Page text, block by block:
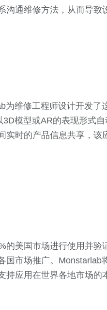
通维修方法，从而导致
为维修工程师设计开发了
模型或AR的表现形式
实时的产品信息共享，该
的美国市场进行使用并验
国市场推广。Monstarlab
应用在世界各地市场的